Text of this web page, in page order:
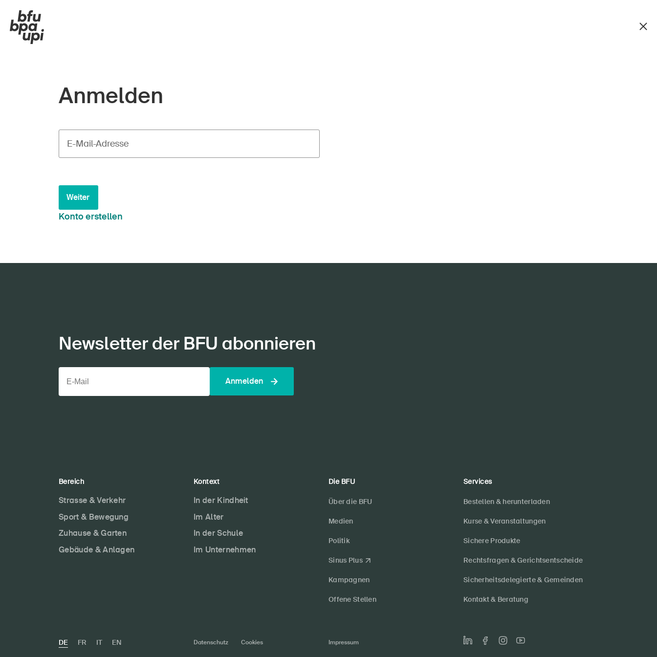
Anmelden
E-Mail-Adresse
Weiter
Konto erstellen
Newsletter der BFU abonnieren
Anmelden
Bereich
Strasse & Verkehr
Sport & Bewegung
Zuhause & Garten
Gebäude & Anlagen
Kontext
In der Kindheit
Im Alter
In der Schule
Im Unternehmen
Die BFU
Über die BFU
Medien
Politik
Sinus Plus
Kampagnen
Offene Stellen
Services
Bestellen & herunterladen
Kurse & Veranstaltungen
Sichere Produkte
Rechtsfragen & Gerichtsentscheide
Sicherheitsdelegierte & Gemeinden
Kontakt & Beratung
DE FR IT EN Datenschutz Cookies Impressum